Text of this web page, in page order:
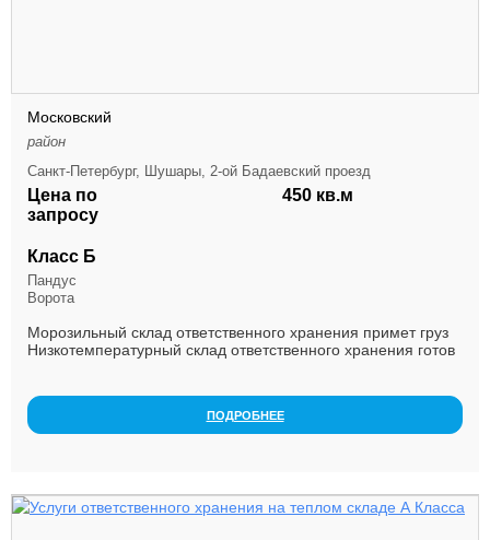
Московский
район
Санкт-Петербург, Шушары, 2-ой Бадаевский проезд
Цена по
запросу
450 кв.м
Класс Б
Пандус
Ворота
Морозильный склад ответственного хранения примет груз
Низкотемпературный склад ответственного хранения готов
ПОДРОБНЕЕ